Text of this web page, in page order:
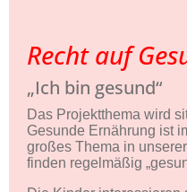
Recht auf
„Ich bin gesund“
Das Projektthema wird
Gesunde Ernährung ist
großes Thema in
finden regelmäßig